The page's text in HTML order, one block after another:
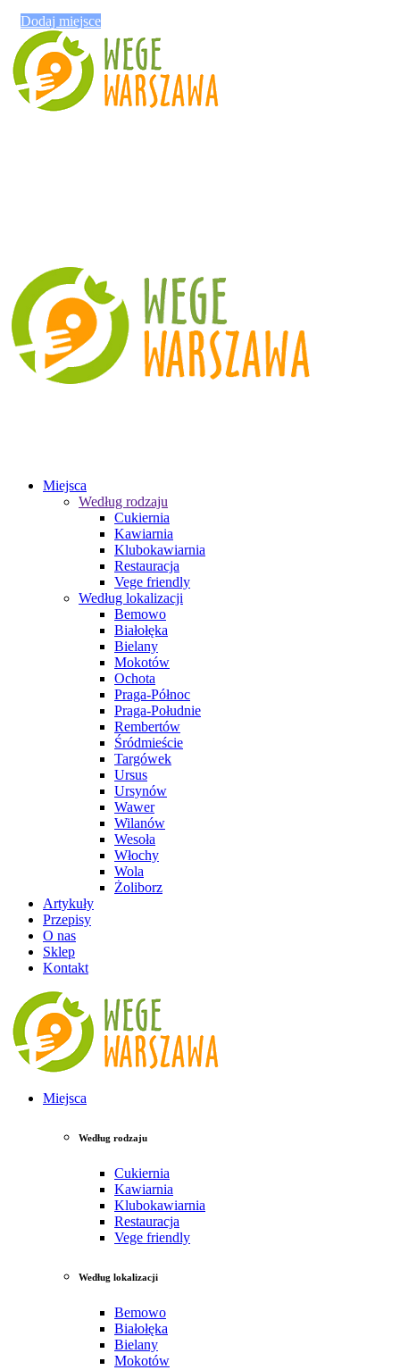
Dodaj miejsce
Miejsca
Według rodzaju
Cukiernia
Kawiarnia
Klubokawiarnia
Restauracja
Vege friendly
Według lokalizacji
Bemowo
Białołęka
Bielany
Mokotów
Ochota
Praga-Północ
Praga-Południe
Rembertów
Śródmieście
Targówek
Ursus
Ursynów
Wawer
Wilanów
Wesoła
Włochy
Wola
Żoliborz
Artykuły
Przepisy
O nas
Sklep
Kontakt
Miejsca
Według rodzaju
Cukiernia
Kawiarnia
Klubokawiarnia
Restauracja
Vege friendly
Według lokalizacji
Bemowo
Białołęka
Bielany
Mokotów